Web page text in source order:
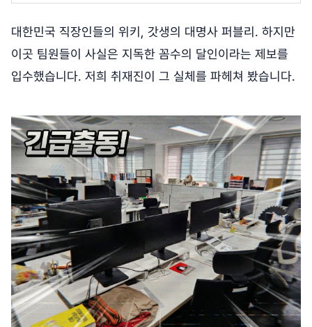
대한민국 직장인들의 위키, 갓생의 대명사 퍼블리. 하지만
이곳 팀원들이 사실은 지독한 꼼수의 달인이라는 제보를
입수했습니다. 저희 취재진이 그 실체를 파헤쳐 봤습니다.